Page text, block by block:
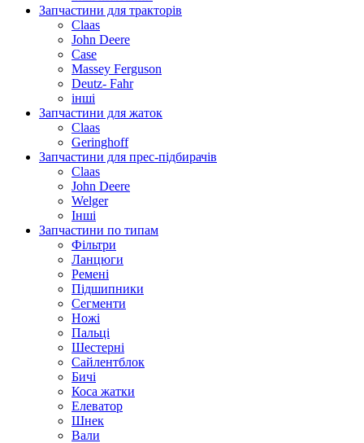
Запчастини для тракторів
Claas
John Deere
Case
Massey Ferguson
Deutz- Fahr
інші
Запчастини для жаток
Claas
Geringhoff
Запчастини для прес-підбирачів
Claas
John Deere
Welger
Інші
Запчастини по типам
Фільтри
Ланцюги
Ремені
Підшипники
Сегменти
Ножі
Пальці
Шестерні
Сайлентблок
Бичі
Коса жатки
Елеватор
Шнек
Вали